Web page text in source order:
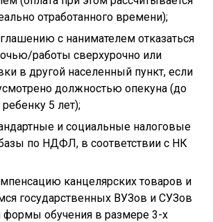
отработанного времени);
с нанимателем отказаться
работы сверхурочно или
в другой населенный пункт, если
должностью опекуна (до
5 лет);
и социальные налоговые
по НДФЛ, в соответствии с НК
канцелярских товаров и
государственных ВУЗов и СУЗов
обучения в размере 3-х